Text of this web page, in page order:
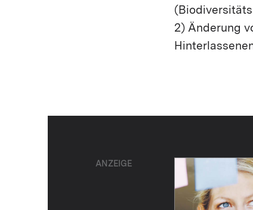
2) Änderung
ANZEIGE